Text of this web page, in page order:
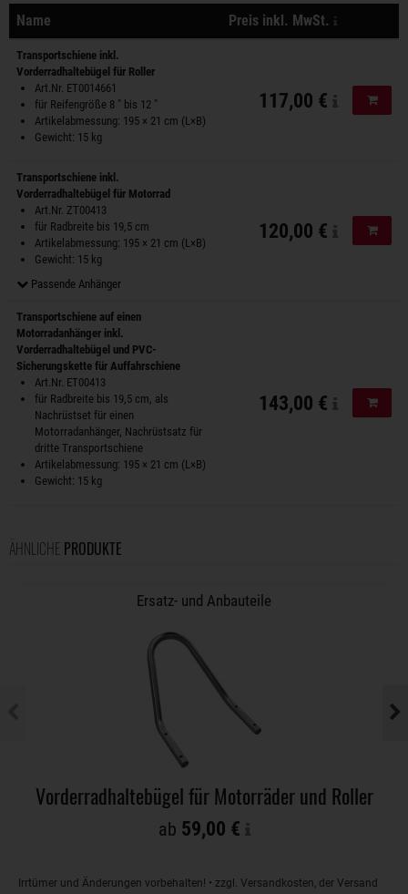
Name Preis inkl. MwSt.
Aktionen
Transportschiene inkl.
Vorderradhaltebügel für Roller
Art.Nr. ET0014661
für Reifengröße 8 " bis 12 "
Artikelabmessung: 195 × 21 cm (L×B)
Gewicht: 15 kg
117,00 €
Transportschiene inkl.
Vorderradhaltebügel für Motorrad
Art.Nr. ZT00413
für Radbreite bis 19,5 cm
Artikelabmessung: 195 × 21 cm (L×B)
Gewicht: 15 kg
Passende Anhänger
120,00 €
Transportschiene auf einen
Motorradanhänger inkl.
Vorderradhaltebügel und PVC-
Sicherungskette für Auffahrschiene
Art.Nr. ET00413
für Radbreite bis 19,5 cm, als
Nachrüstset für einen
Motorradanhänger, Nachrüstsatz für
dritte Transportschiene
Artikelabmessung: 195 × 21 cm (L×B)
Gewicht: 15 kg
143,00 €
ÄHNLICHE PRODUKTE
Ersatz- und Anbauteile
Vorderradhaltebügel für Motorräder und Roller
ab 59,00 €
Irrtümer und Änderungen vorbehalten! • zzgl. Versandkosten, der Versand